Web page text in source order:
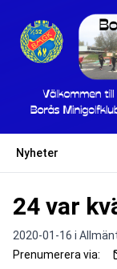
Nyheter
24 var
2020-01-16 i
Prenumerera via: